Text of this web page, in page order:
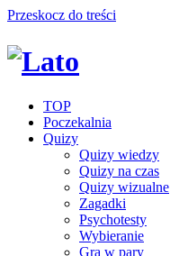
Przeskocz do treści
TOP
Poczekalnia
Quizy
Quizy wiedzy
Quizy na czas
Quizy wizualne
Zagadki
Psychotesty
Wybieranie
Gra w pary